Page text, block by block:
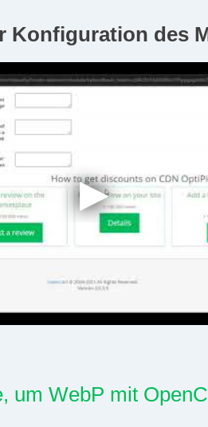
Konfiguration des
um WebP mit